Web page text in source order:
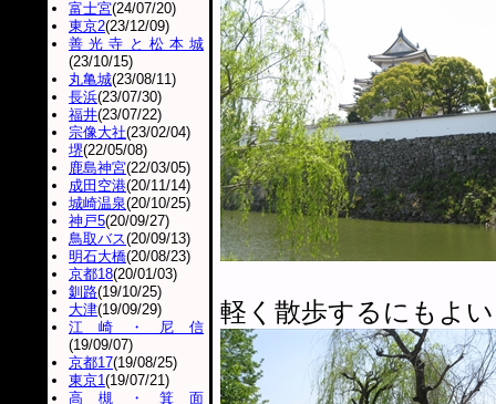
軽く散歩するにもよ
富士宮(24/07/20)
東京2(23/12/09)
善光寺と松本城
(23/10/15)
丸亀城(23/08/11)
長浜(23/07/30)
福井(23/07/22)
宗像大社(23/02/04)
堺(22/05/08)
鹿島神宮(22/03/05)
成田空港(20/11/14)
城崎温泉(20/10/25)
神戸5(20/09/27)
鳥取バス(20/09/13)
明石大橋(20/08/23)
京都18(20/01/03)
釧路(19/10/25)
大津(19/09/29)
江崎・尼信
(19/09/07)
京都17(19/08/25)
東京1(19/07/21)
高槻・箕面